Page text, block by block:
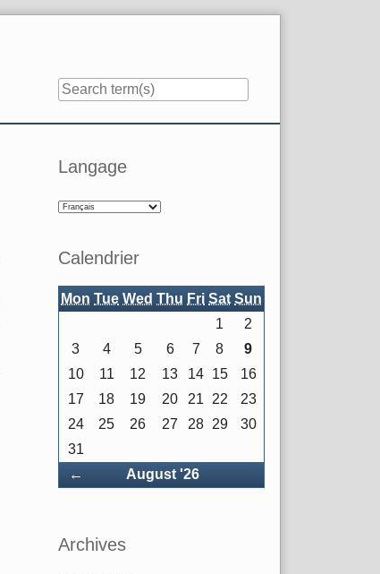
Sidebar
Langage
Calendrier
Mon Tue Wed Thu Fri Sat Sun
← PrécédentAugust '26
1
2
3
4 5 6 7 8
9
10
11 12 13 14 15
16
17
18 19 20 21 22
23
24
25 26 27 28 29
30
31
Archives